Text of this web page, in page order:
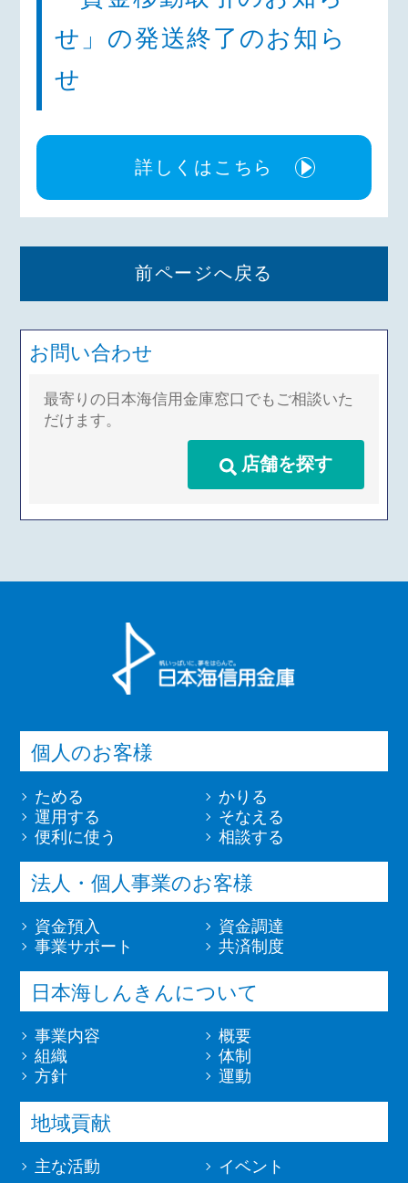
せ」の発送終了のお知ら
せ
詳しくはこちら
前ページへ戻る
お問い合わせ
最寄りの日本海信用金庫窓口でもご相談いた
だけます。
店舗を探す
個人のお客様
ためる
かりる
運用する
そなえる
便利に使う
相談する
法人・個人事業のお客様
資金預入
資金調達
事業サポート
共済制度
日本海しんきんについて
事業内容
概要
組織
体制
方針
運動
地域貢献
主な活動 イベント